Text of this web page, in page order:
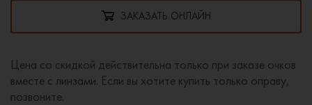
ЗАКАЗАТЬ ОНЛАЙН
Цена со скидкой действительна только при заказе очков
вместе с линзами. Если вы хотите купить только оправу,
позвоните.